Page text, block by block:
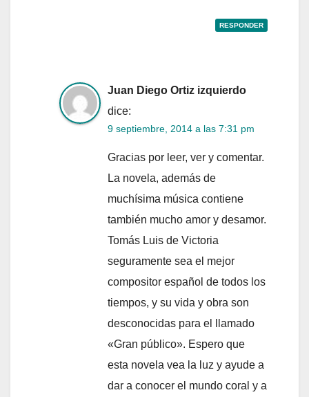
RESPONDER
Juan Diego Ortiz izquierdo
dice:
9 septiembre, 2014 a las 7:31 pm
Gracias por leer, ver y comentar.
La novela, además de
muchísima música contiene
también mucho amor y desamor.
Tomás Luis de Victoria
seguramente sea el mejor
compositor español de todos los
tiempos, y su vida y obra son
desconocidas para el llamado
«Gran público». Espero que
esta novela vea la luz y ayude a
dar a conocer el mundo coral y a